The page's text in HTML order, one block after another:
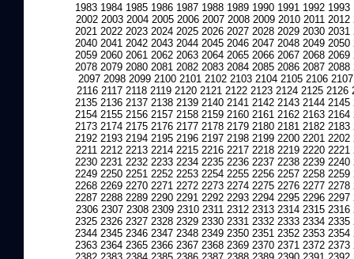
1983 1984 1985 1986 1987 1988 1989 1990 1991 1992 1993
2002 2003 2004 2005 2006 2007 2008 2009 2010 2011 2012
2021 2022 2023 2024 2025 2026 2027 2028 2029 2030 2031
2040 2041 2042 2043 2044 2045 2046 2047 2048 2049 2050
2059 2060 2061 2062 2063 2064 2065 2066 2067 2068 2069
2078 2079 2080 2081 2082 2083 2084 2085 2086 2087 2088
2097 2098 2099 2100 2101 2102 2103 2104 2105 2106 2107
2116 2117 2118 2119 2120 2121 2122 2123 2124 2125 2126
2135 2136 2137 2138 2139 2140 2141 2142 2143 2144 2145
2154 2155 2156 2157 2158 2159 2160 2161 2162 2163 2164
2173 2174 2175 2176 2177 2178 2179 2180 2181 2182 2183
2192 2193 2194 2195 2196 2197 2198 2199 2200 2201 2202
2211 2212 2213 2214 2215 2216 2217 2218 2219 2220 2221
2230 2231 2232 2233 2234 2235 2236 2237 2238 2239 2240
2249 2250 2251 2252 2253 2254 2255 2256 2257 2258 2259
2268 2269 2270 2271 2272 2273 2274 2275 2276 2277 2278
2287 2288 2289 2290 2291 2292 2293 2294 2295 2296 2297
2306 2307 2308 2309 2310 2311 2312 2313 2314 2315 2316
2325 2326 2327 2328 2329 2330 2331 2332 2333 2334 2335
2344 2345 2346 2347 2348 2349 2350 2351 2352 2353 2354
2363 2364 2365 2366 2367 2368 2369 2370 2371 2372 2373